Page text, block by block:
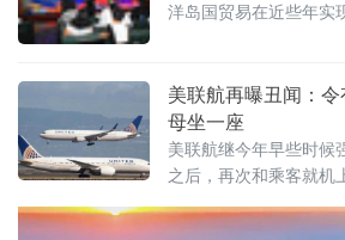
洋岛国贸易在近些年实
美联航再曝丑闻：
母坐一座
美联航继今年早些时候
之后，再次和乘客就机
将儿子的座位给了一名